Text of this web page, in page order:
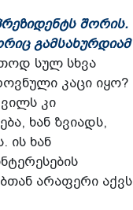
შორის.
გამსახურდიამ
სულ სხვა
კაცი იყო?
კი
ხან ზვიადს,
ის ხან
არაფერი აქვს